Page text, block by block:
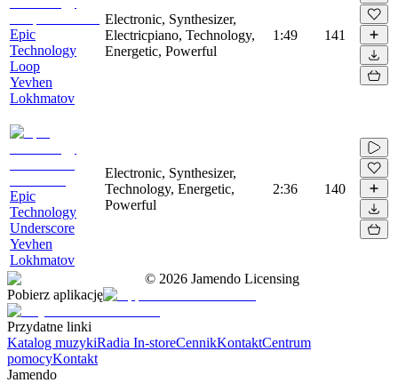
Epic
Technology
Loop
Yevhen
Lokhmatov
Electronic, Synthesizer,
Electricpiano, Technology,
Energetic, Powerful
1:49 141
Epic
Technology
Underscore
Yevhen
Lokhmatov
Electronic, Synthesizer,
Technology, Energetic,
Powerful
2:36 140
© 2026 Jamendo Licensing
Pobierz aplikację
Przydatne linki
Katalog muzykiRadia In-storeCennikKontaktCentrum
pomocyKontakt
Jamendo